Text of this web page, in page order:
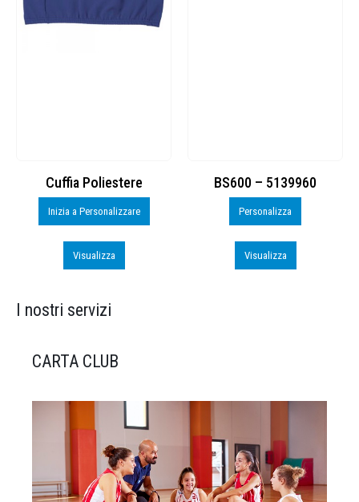
Cuffia Poliestere
Inizia a Personalizzare
Visualizza
BS600 – 5139960
Personalizza
Visualizza
I nostri servizi
CARTA CLUB